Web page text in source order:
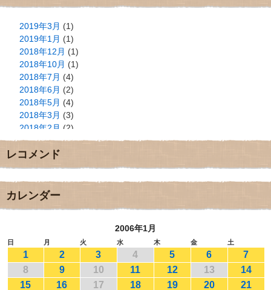
2019年3月 (1)
2019年1月 (1)
2018年12月 (1)
2018年10月 (1)
2018年7月 (4)
2018年6月 (2)
2018年5月 (4)
2018年3月 (3)
2018年2月 (2)
2018年1月(2)
2017年12月
2017年11月(3)
2017年9月
2017年8月
2017年5月
2017年4月(2)
2017年3月(1)
2017年2月(1)
レコメンド
カレンダー
2006年1月
日 月 火 水 木 金 土
1 2 3 4 5 6
7
8
9 10 11 12 13
14
15
16 17 18 19 20 21